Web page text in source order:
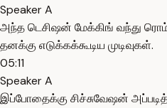
Speaker A
அந்த டெசிஷன் மேக்கிங் வந்து
தனக்கு எடுக்கக்கூடிய முடிவுகள்.
05:11
Speaker A
இப்போதைக்கு சிச்சுவேஷன்